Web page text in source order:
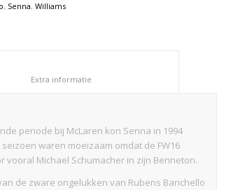
, Senna, Williams
periode bij McLaren kon Senna in 1994
waren moeizaam omdat de FW16
Michael Schumacher in zijn Benneton.
de zware ongelukken van Rubens Barichello